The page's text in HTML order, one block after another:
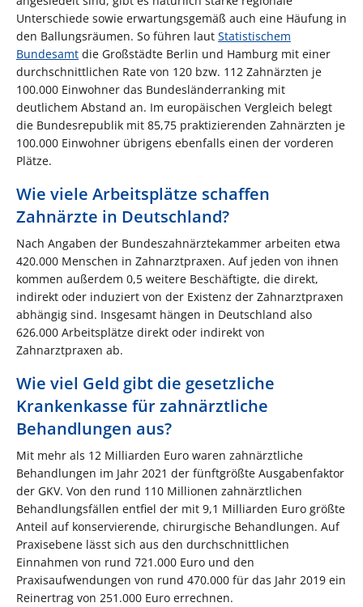
Unterschiede sowie erwartungsgemäß auch eine Häufung in
den Ballungsräumen. So führen laut Statistischem
Bundesamt die Großstädte Berlin und Hamburg mit einer
durchschnittlichen Rate von 120 bzw. 112 Zahnärzten je
100.000 Einwohner das Bundesländerranking mit
deutlichem Abstand an. Im europäischen Vergleich belegt
die Bundesrepublik mit 85,75 praktizierenden Zahnärzten je
100.000 Einwohner übrigens ebenfalls einen der vorderen
Plätze.
Wie viele Arbeitsplätze schaffen
Zahnärzte in Deutschland?
Nach Angaben der Bundeszahnärztekammer arbeiten etwa
420.000 Menschen in Zahnarztpraxen. Auf jeden von ihnen
kommen außerdem 0,5 weitere Beschäftigte, die direkt,
indirekt oder induziert von der Existenz der Zahnarztpraxen
abhängig sind. Insgesamt hängen in Deutschland also
626.000 Arbeitsplätze direkt oder indirekt von
Zahnarztpraxen ab.
Wie viel Geld gibt die gesetzliche
Krankenkasse für zahnärztliche
Behandlungen aus?
Mit mehr als 12 Milliarden Euro waren zahnärztliche
Behandlungen im Jahr 2021 der fünftgrößte Ausgabenfaktor
der GKV. Von den rund 110 Millionen zahnärztlichen
Behandlungsfällen entfiel der mit 9,1 Milliarden Euro größte
Anteil auf konservierende, chirurgische Behandlungen. Auf
Praxisebene lässt sich aus den durchschnittlichen
Einnahmen von rund 721.000 Euro und den
Praxisaufwendungen von rund 470.000 für das Jahr 2019 ein
Reinertrag von 251.000 Euro errechnen.